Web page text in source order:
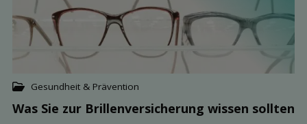
Gesundheit & Prävention
Was Sie zur Brillen­versicherung wissen sollten